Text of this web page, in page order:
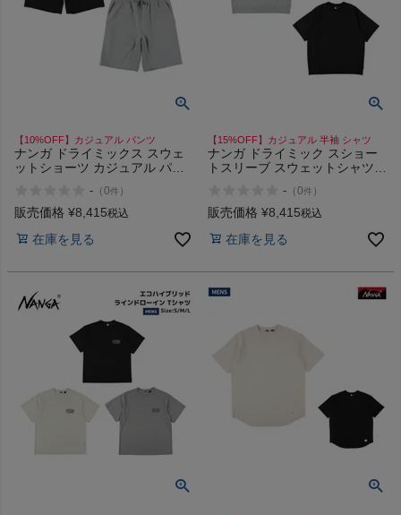
【10%OFF】カジュアル パンツ
ナンガ ドライミックス スウェ
ットショーツ カジュアル パン
NANGA DRY MIX SWEAT
SHORTS
- （0件 ）
販売価格 ¥8,415税込
在庫を見る
【15%OFF】カジュアル 半袖 シャツ
ナンガ ドライミック スショー
トスリーブ スウェットシャツ
ル NANGA DRY MIX SWEAT
SHIRT
- （0件 ）
販売価格 ¥8,415税込
在庫を見る